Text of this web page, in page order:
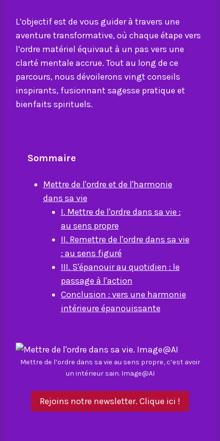
L’objectif est de vous guider à travers une
aventure transformative, où chaque étape vers
l’ordre matériel équivaut à un pas vers une
clarté mentale accrue. Tout au long de ce
parcours, nous dévoilerons vingt conseils
inspirants, fusionnant sagesse pratique et
bienfaits spirituels.
Sommaire
Mettre de l'ordre et de l'harmonie
dans sa vie
I. Mettre de l'ordre dans sa vie :
au sens propre
II. Remettre de l'ordre dans sa vie
: au sens figuré
III. S'épanouir au quotidien : le
passage à l'action
Conclusion : vers une harmonie
intérieure épanouissante
Mettre de l’ordre dans sa vie au sens propre, c’est avoir
un intérieur sain. Image@AI
Rejoins notre newsletter. Clique ici !